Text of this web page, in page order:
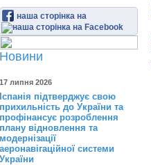
наша сторінка на
Новини
17 липня 2026
Іспанія підтверджує свою
прихильність до України та
профінансує розроблення
плану відновлення та
модернізації
аеронавігаційної системи
України